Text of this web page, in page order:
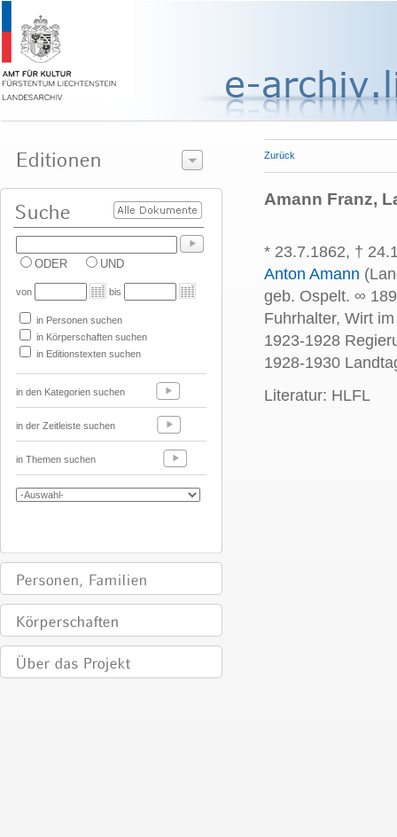
ODER UND
von bis
in Personen suchen
in Körperschaften suchen
in Editionstexten suchen
in den Kategorien suchen
in der Zeitleiste suchen
in Themen suchen
Zurück
Amann Franz,
* 23.7.1862, †
Anton Amann
geb. Ospelt. ∞ 18
Fuhrhalter, Wirt
1923-1928
1928-1930
Literatur: HLFL